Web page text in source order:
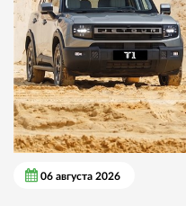
06 августа 2026